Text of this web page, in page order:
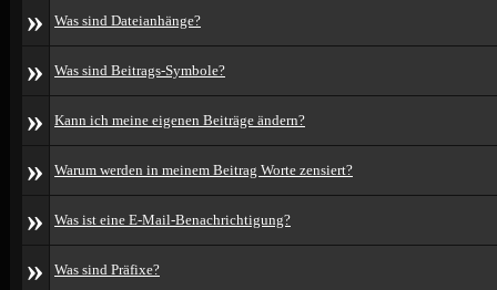
» Was sind Dateianhänge?
» Was sind Beitrags-Symbole?
» Kann ich meine eigenen Beiträge ändern?
» Warum werden in meinem Beitrag Worte zensiert?
» Was ist eine E-Mail-Benachrichtigung?
» Was sind Präfixe?